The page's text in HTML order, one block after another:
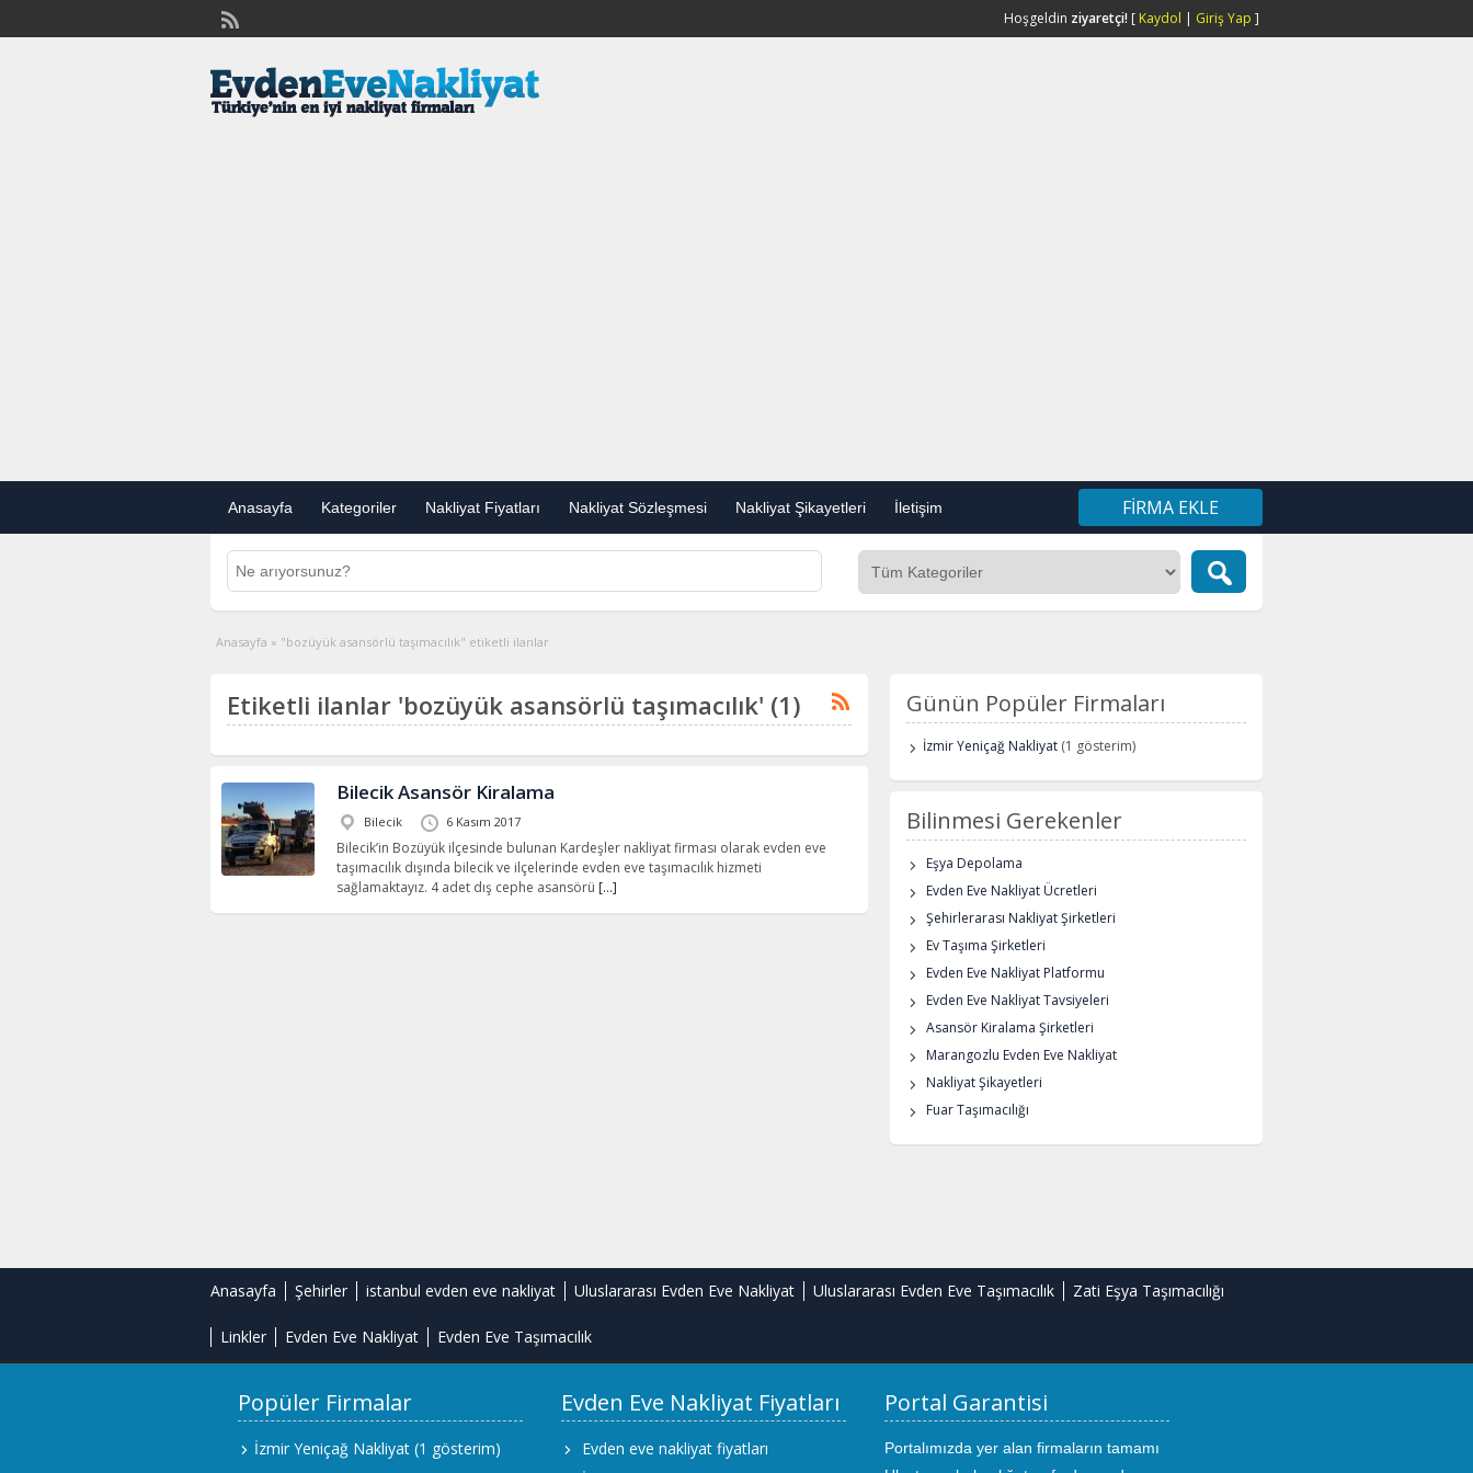
Hoşgeldin ziyaretçi! [ Kaydol | Giriş Yap ]
Anasayfa Kategoriler Nakliyat Fiyatları Nakliyat Sözleşmesi Nakliyat Şikayetleri İletişim FIRMA EKLE
Anasayfa » "bozüyük asansörlü taşımacılık" etiketli ilanlar
Etiketli ilanlar 'bozüyük asansörlü taşımacılık' (1)
Bilecik Asansör Kiralama
Bilecik 6 Kasım 2017
Bilecik’in Bozüyük ilçesinde bulunan Kardeşler nakliyat firması olarak evden eve
taşımacılık dışında bilecik ve ilçelerinde evden eve taşımacılık hizmeti
sağlamaktayız. 4 adet dış cephe asansörü […]
Günün Popüler Firmaları
İzmir Yeniçağ Nakliyat (1 gösterim)
Bilinmesi Gerekenler
Eşya Depolama
Evden Eve Nakliyat Ücretleri
Şehirlerarası Nakliyat Şirketleri
Ev Taşıma Şirketleri
Evden Eve Nakliyat Platformu
Evden Eve Nakliyat Tavsiyeleri
Asansör Kiralama Şirketleri
Marangozlu Evden Eve Nakliyat
Nakliyat Şikayetleri
Fuar Taşımacılığı
Anasayfa Şehirler istanbul evden eve nakliyat Uluslararası Evden Eve Nakliyat Uluslararası Evden Eve Taşımacılık Zati Eşya Taşımacılığı
Linkler Evden Eve Nakliyat Evden Eve Taşımacılık
Popüler Firmalar
İzmir Yeniçağ Nakliyat (1 gösterim)
Evden Eve Nakliyat Fiyatları
Evden eve nakliyat fiyatları
Portal Garantisi
Portalımızda yer alan firmaların tamamı